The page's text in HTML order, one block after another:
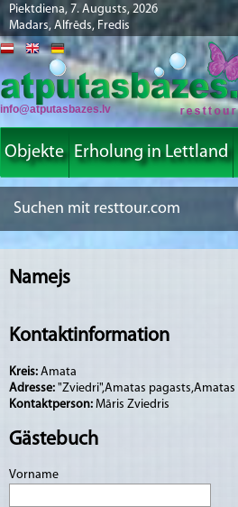
Piektdiena, 7. Augusts, 2026
Madars, Alfrēds, Fredis
info@atputasbazes.lv
Objekte Erholung in Lettland
Namejs
Kontaktinformation
Kreis: Amata
Adresse: "Zviedri",Amatas pagasts,Amatas
Kontaktperson: Māris Zviedris
Gästebuch
Vorname